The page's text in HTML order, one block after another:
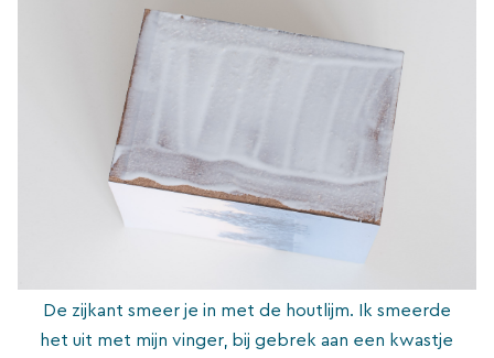
De zijkant smeer je in met de houtlijm. Ik smeerde
het uit met mijn vinger, bij gebrek aan een kwastje